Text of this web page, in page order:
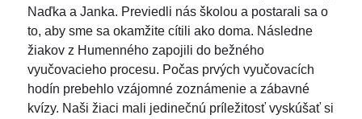
Naďka a Janka. Previedli nás školou a postarali sa o
to, aby sme sa okamžite cítili ako doma. Následne
žiakov z Humenného zapojili do bežného
vyučovacieho procesu. Počas prvých vyučovacích
hodín prebehlo vzájomné zoznámenie a zábavné
kvízy. Naši žiaci mali jedinečnú príležitosť vyskúšať si